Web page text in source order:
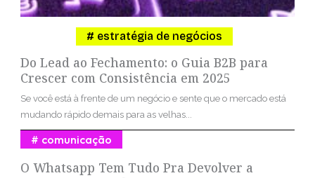
Do Lead ao Fechamento: o Guia B2B para
Crescer com Consistência em 2025
estratégia de negócios
Se você está à frente de um negócio e sente que o mercado está
mudando rápido demais para as velhas...
O Whatsapp Tem Tudo Pra Devolver a
comunicação